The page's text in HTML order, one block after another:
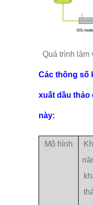
Quá trình làm
Các thông số
xuất dầu thảo
này:
Mô hình